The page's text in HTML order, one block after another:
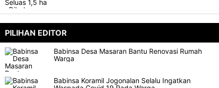
PILIHAN EDITOR
Babinsa Desa Masaran Bantu Renovasi Rumah
Warga
Babinsa Koramil Jogonalan Selalu Ingatkan